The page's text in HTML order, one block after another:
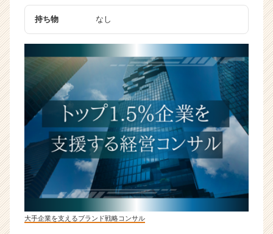
持ち物 なし
大手企業を支えるブランド戦略コンサル